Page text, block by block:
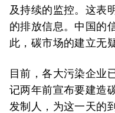
及持续的监控。这表
的排放信息。中国的
此，碳市场的建立无
目前，各大污染企业
记两年前宣布要建造
发制人，为这一天的